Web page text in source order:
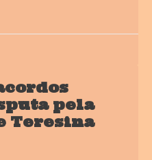
pela
Teresina